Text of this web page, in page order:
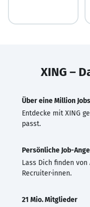
XING –
Über eine Million Jobs
Entdecke mit XING
passt.
Persönliche Job-
Lass Dich finden
Recruiter·innen.
21 Mio. Mitglieder